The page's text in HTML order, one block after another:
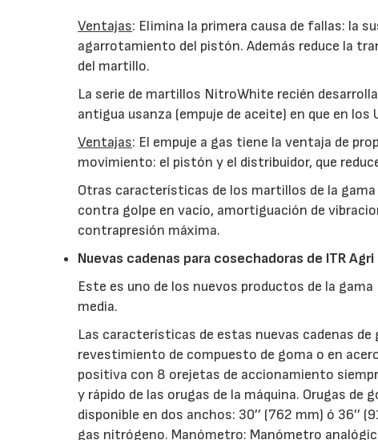
Ventajas: Elimina la primera causa de fallas: la
agarrotamiento del pistón. Además reduce la
del martillo.
La serie de martillos NitroWhite recién
antigua usanza (empuje de aceite) en que en los
Ventajas: El empuje a gas tiene la ventaja de
movimiento: el pistón y el distribuidor, que
Otras características de los martillos de la
contra golpe en vacío, amortiguación de
contrapresión máxima.
Nuevas cadenas para cosechadoras de ITR Agri
Este es uno de los nuevos productos de la
media.
Las características de estas nuevas cadenas
revestimiento de compuesto de goma o en
positiva con 8 orejetas de accionamiento
y rápido de las orugas de la máquina. Orugas de
disponible en dos anchos: 30’’ (762 mm) ó
gas nitrógeno. Manómetro: Manómetro